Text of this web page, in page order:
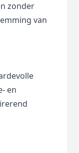
zonder
van
en